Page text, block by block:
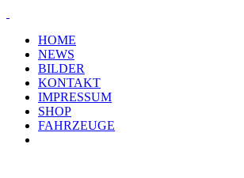
HOME
NEWS
BILDER
KONTAKT
IMPRESSUM
SHOP
FAHRZEUGE